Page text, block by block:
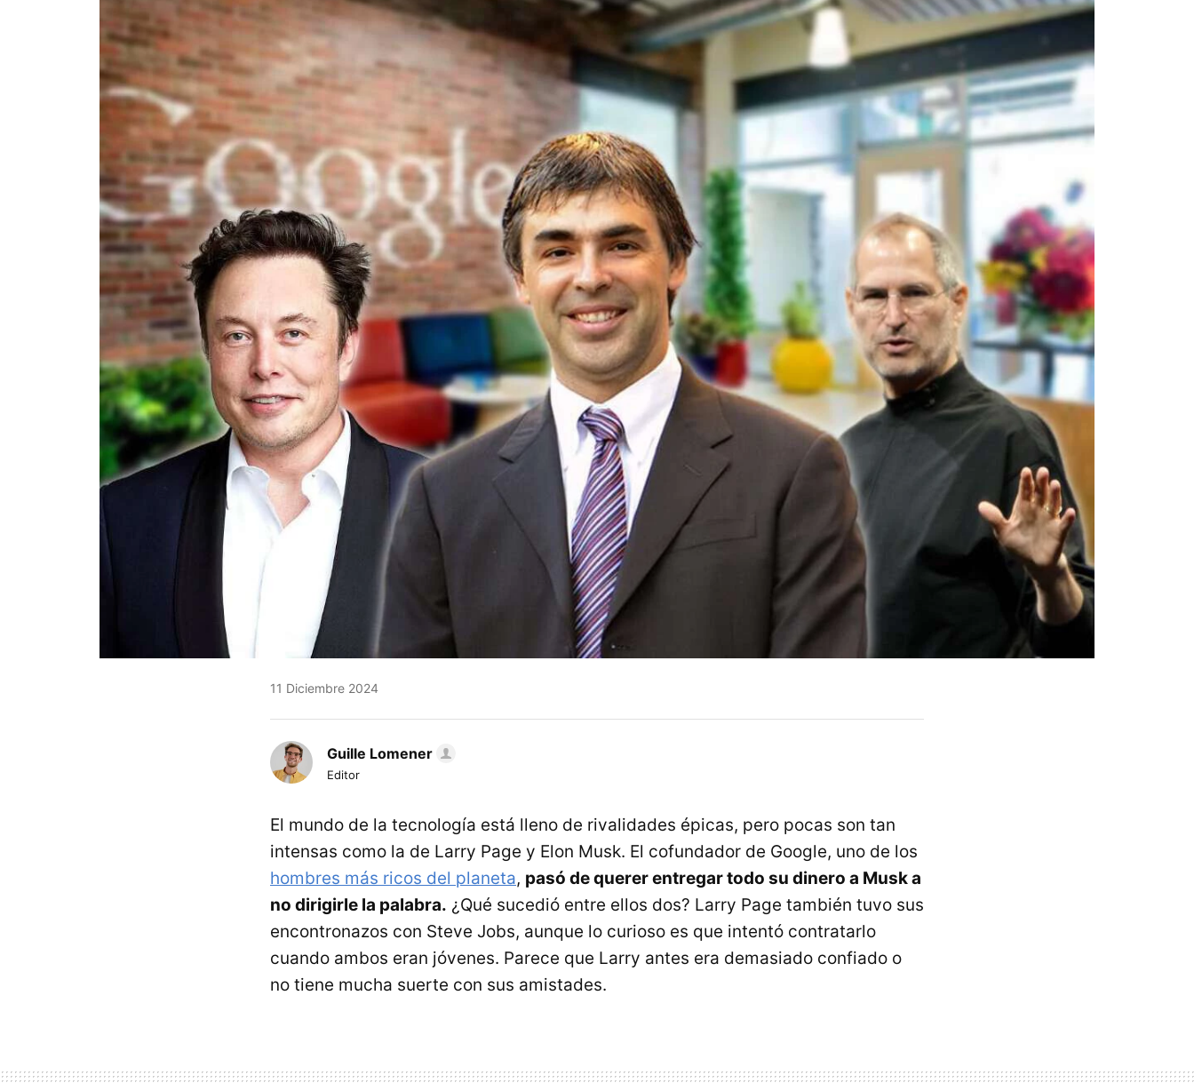
11 Diciembre 2024
Guille Lomener
Editor
El mundo de la tecnología está lleno de rivalidades épicas, pero pocas son tan
intensas como la de Larry Page y Elon Musk. El cofundador de Google, uno de los
hombres más ricos del planeta, pasó de querer entregar todo su dinero a Musk a
no dirigirle la palabra. ¿Qué sucedió entre ellos dos? Larry Page también tuvo sus
encontronazos con Steve Jobs, aunque lo curioso es que intentó contratarlo
cuando ambos eran jóvenes. Parece que Larry antes era demasiado confiado o
no tiene mucha suerte con sus amistades.